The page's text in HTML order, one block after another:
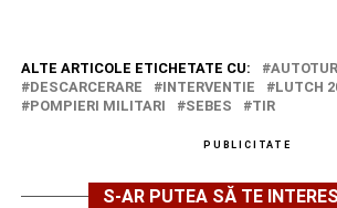
ALTE ARTICOLE ETICHETATE CU:
DESCARCERARE
INTERVENTIE LUTCH
POMPIERI MILITARI
SEBES TIR
PUBLICITATE
S-AR PUTEA SĂ TE